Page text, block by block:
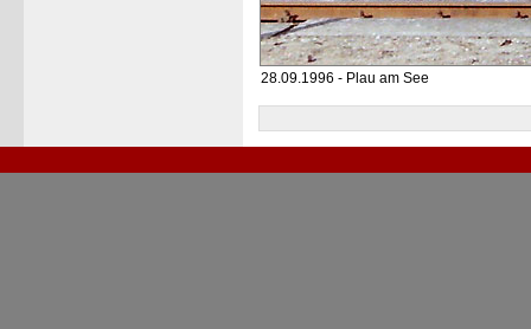
28.09.1996 - Plau am See